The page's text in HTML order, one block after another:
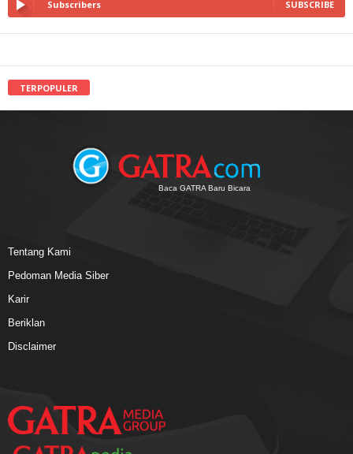
Subscribers SUBSCRIBE
TERPOPULER
Baca GATRA Baru Bicara
Tentang Kami
Pedoman Media Siber
Karir
Beriklan
Disclaimer